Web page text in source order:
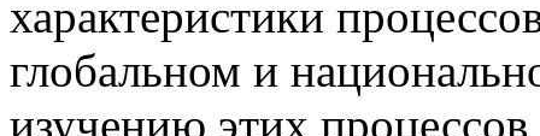
характеристики
глобальном и
изучению этих